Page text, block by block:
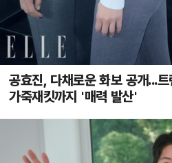
공효진, 다채로운 화보 공개...트
가죽재킷까지 '매력 발산'